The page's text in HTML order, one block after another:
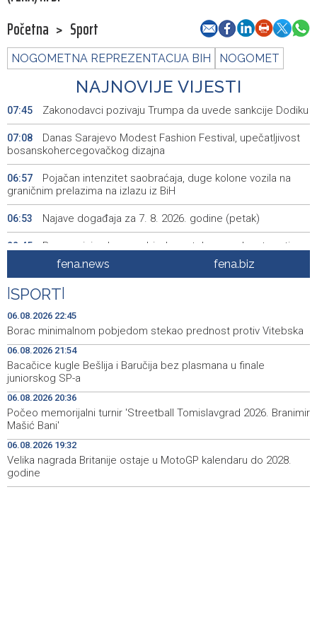
Početna > Sport
NOGOMETNA REPREZENTACIJA BIH NOGOMET
NAJNOVIJE VIJESTI
07:45 Zakonodavci pozivaju Trumpa da uvede sankcije Dodiku
07:08
Danas Sarajevo Modest Fashion Festival, upečatljivost
bosanskohercegovačkog dizajna
06:57
Pojačan intenzitet saobraćaja, duge kolone vozila na
graničnim prelazima na izlazu iz BiH
06:53 Najave događaja za 7. 8. 2026. godine (petak)
22:45
Borac minimalnom pobjedom stekao prednost protiv
21:54
Bacačice kugle Bešlija i Baručija bez plasmana u finale
juniorskog SP-a
20:36
Počeo memorijalni turnir 'Streetball Tomislavgrad 2026.
Branimir Mašić Bani'
20:26
Na Vilsonovom šetalištu u Sarajevu predstavljeno 50
luksuznih i sportskih automobila
20:01 Announcement of events for Friday, 7 August 2026
Livna
fena.news fena.biz
SPORT
06.08.2026 22:45
Borac minimalnom pobjedom stekao prednost protiv Vitebska
06.08.2026 21:54
Bacačice kugle Bešlija i Baručija bez plasmana u finale
juniorskog SP-a
06.08.2026 20:36
Počeo memorijalni turnir 'Streetball Tomislavgrad 2026. Branimir
Mašić Bani'
06.08.2026 19:32
Velika nagrada Britanije ostaje u MotoGP kalendaru do 2028.
godine